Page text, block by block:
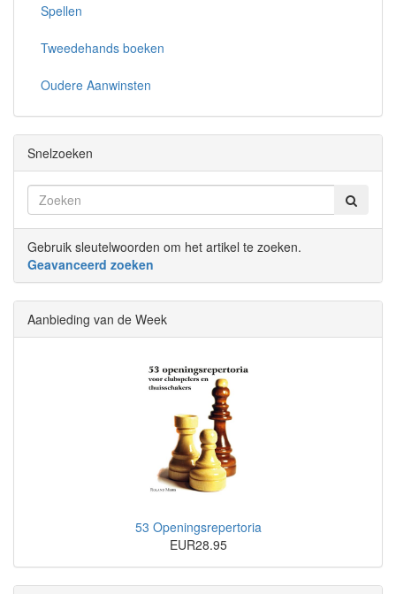
Spellen
Tweedehands boeken
Oudere Aanwinsten
Snelzoeken
Gebruik sleutelwoorden om het artikel te zoeken.
Geavanceerd zoeken
Aanbieding van de Week
53 Openingsrepertoria
EUR28.95